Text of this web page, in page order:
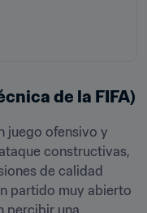
de la FIFA)
juego ofensivo y
constructivas,
de calidad
partido muy abierto
percibir una